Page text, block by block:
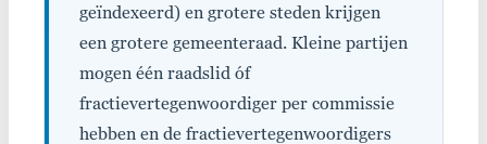
geïndexeerd) en grotere steden krijgen
een grotere gemeenteraad. Kleine partijen
mogen één raadslid óf
fractievertegenwoordiger per commissie
hebben en de fractievertegenwoordigers